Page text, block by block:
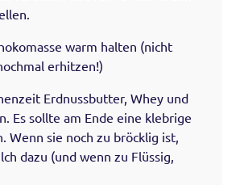
warm halten (nicht
erhitzen!)
Erdnussbutter, Whey und
Es sollte am Ende eine klebrige
Wenn sie noch zu bröcklig ist,
dazu (und wenn zu Flüssig,